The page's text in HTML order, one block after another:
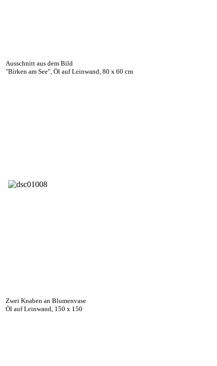
Ausschnitt aus dem Bild
"Birken am See", Öl auf Leinwand, 80 x 60 cm
Zwei Knaben an Blumenvase
Öl auf Leinwand, 150 x 150